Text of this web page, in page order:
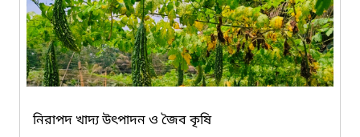
নিরাপদ খাদ্য উৎপাদন ও জৈব কৃষি